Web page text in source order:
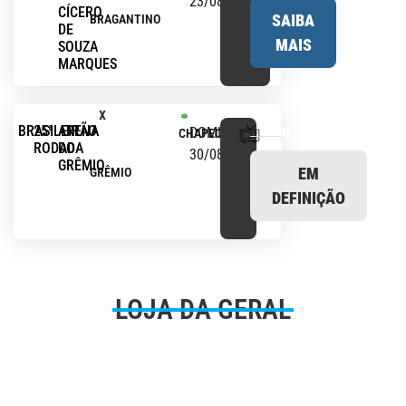
CÍCERO
DE
SOUZA
MARQUES
BRAGANTINO
SAIBA
MAIS
BRASILEIRÃO
25ª
RODADA
ARENA
DO
GRÊMIOGRÊMIO
x
CHAPECOENSE
DOMINGO,
30/08/2026,
PREMIERE
EM
DEFINIÇÃO
LOJA DA GERAL